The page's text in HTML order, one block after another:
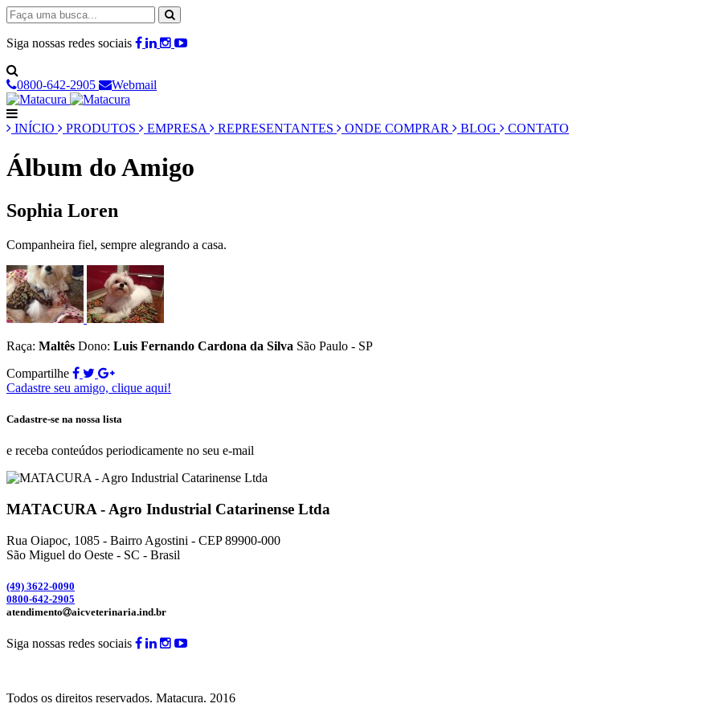
Siga nossas redes sociais
0800-642-2905 Webmail
INÍCIO PRODUTOS EMPRESA REPRESENTANTES ONDE COMPRAR BLOG CONTATO
Álbum do Amigo
Sophia Loren
Companheira fiel, sempre alegrando a casa.
Raça: Maltês Dono: Luis Fernando Cardona da Silva São Paulo - SP
Compartilhe
Cadastre seu amigo, clique aqui!
Cadastre-se na nossa lista
e receba conteúdos periodicamente no seu e-mail
MATACURA - Agro Industrial Catarinense Ltda
Rua Oiapoc, 1085 - Bairro Agostini - CEP 89900-000
São Miguel do Oeste - SC - Brasil
(49) 3622-0090
0800-642-2905
atendimento
aicveterinaria.ind.br
Siga nossas redes sociais
Todos os direitos reservados. Matacura. 2016